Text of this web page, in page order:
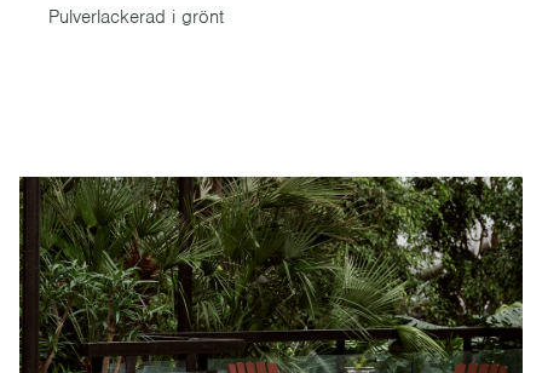
Pulverlackerad i grönt